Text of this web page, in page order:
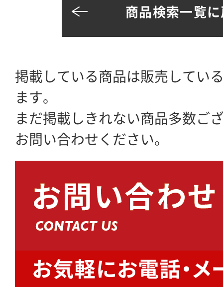
商品検索一覧
掲載している商品は販売してい
ます。
まだ掲載しきれない商品多数ご
お問い合わせください。